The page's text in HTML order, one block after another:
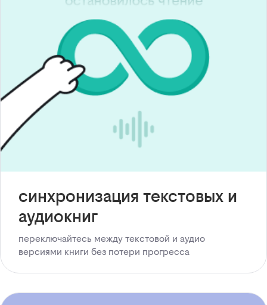
синхронизация текстовых и
аудиокниг
переключайтесь между текстовой и аудио
версиями книги без потери прогресса